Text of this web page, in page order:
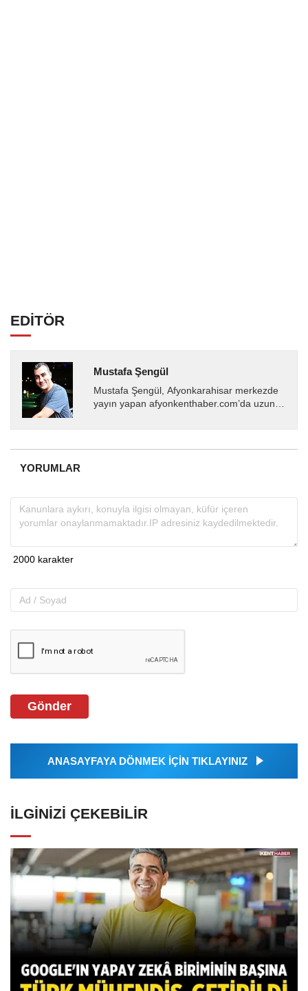
EDİTÖR
Mustafa Şengül
Mustafa Şengül, Afyonkarahisar merkezde
yayın yapan afyonkenthaber.com’da uzun
almakta, haber akışı...
YORUMLAR
Gönder
ANASAYFAYA DÖNMEK İÇİN TIKLAYINIZ
İLGINIZI ÇEKEBILIR